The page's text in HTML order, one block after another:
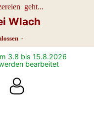
geht...
Wlach
-
3.8 bis 15.8.2026
bearbeitet